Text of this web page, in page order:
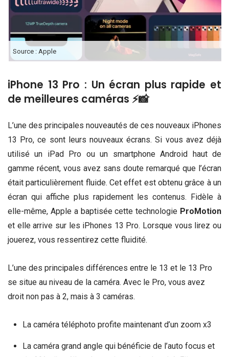
Source : Apple
iPhone 13 Pro : Un écran plus rapide et
de meilleures caméras ⚡️📸
L’une des principales nouveautés de ces nouveaux iPhones
13 Pro, ce sont leurs nouveaux écrans. Si vous avez déjà
utilisé un iPad Pro ou un smartphone Android haut de
gamme récent, vous avez sans doute remarqué que l’écran
était particulièrement fluide. Cet effet est obtenu grâce à un
écran qui affiche plus rapidement les contenus. Fidèle à
elle-même, Apple a baptisée cette technologie ProMotion
et elle arrive sur les iPhones 13 Pro. Lorsque vous lirez ou
jouerez, vous ressentirez cette fluidité.
L’une des principales différences entre le 13 et le 13 Pro
se situe au niveau de la caméra. Avec le Pro, vous avez
droit non pas à 2, mais à 3 caméras.
La caméra téléphoto profite maintenant d’un zoom x3
La caméra grand angle qui bénéficie de l’auto focus et